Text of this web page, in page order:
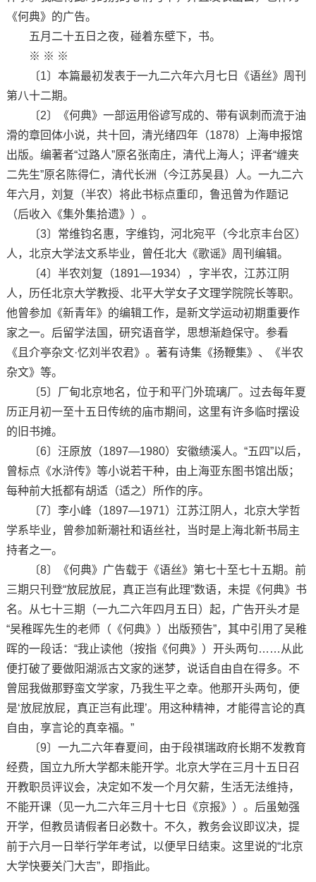
《何典》的广告。
五月二十五日之夜，碰着东壁下，书。
※ ※ ※
〔1〕本篇最初发表于一九二六年六月七日《语丝》周刊
第八十二期。
〔2〕《何典》一部运用俗谚写成的、带有讽刺而流于油
滑的章回体小说，共十回，清光绪四年（1878）上海申报馆
出版。编著者“过路人”原名张南庄，清代上海人；评者“缠夹
二先生”原名陈得仁，清代长洲（今江苏吴县）人。一九二六
年六月，刘复（半农）将此书标点重印，鲁迅曾为作题记
（后收入《集外集拾遗》）。
〔3〕常维钧名惠，字维钧，河北宛平（今北京丰台区）
人，北京大学法文系毕业，曾任北大《歌谣》周刊编辑。
〔4〕半农刘复（1891—1934），字半农，江苏江阴
人，历任北京大学教授、北平大学女子文理学院院长等职。
他曾参加《新青年》的编辑工作，是新文学运动初期重要作
家之一。后留学法国，研究语音学，思想渐趋保守。参看
《且介亭杂文·忆刘半农君》。著有诗集《扬鞭集》、《半农
杂文》等。
〔5〕厂甸北京地名，位于和平门外琉璃厂。过去每年夏
历正月初一至十五日传统的庙市期间，这里有许多临时摆设
的旧书摊。
〔6〕汪原放（1897—1980）安徽绩溪人。“五四”以后，
曾标点《水浒传》等小说若干种，由上海亚东图书馆出版；
每种前大抵都有胡适（适之）所作的序。
〔7〕李小峰（1897—1971）江苏江阴人，北京大学哲
学系毕业，曾参加新潮社和语丝社，当时是上海北新书局主
持者之一。
〔8〕《何典》广告载于《语丝》第七十至七十五期。前
三期只刊登“放屁放屁，真正岂有此理”数语，未提《何典》书
名。从七十三期（一九二六年四月五日）起，广告开头才是
“吴稚晖先生的老师（《何典》）出版预告”，其中引用了吴稚
晖的一段话：“我止读他（按指《何典》）开头两句……从此
便打破了要做阳湖派古文家的迷梦，说话自由自在得多。不
曾屈我做那野蛮文学家，乃我生平之幸。他那开头两句，便
是‘放屁放屁，真正岂有此理’。用这种精神，才能得言论的真
自由，享言论的真幸福。”
〔9〕一九二六年春夏间，由于段祺瑞政府长期不发教育
经费，国立九所大学都未能开学。北京大学在三月十五日召
开教职员评议会，决定如不发一个月欠薪，生活无法维持，
不能开课（见一九二六年三月十七日《京报》）。后虽勉强
开学，但教员请假者日必数十。不久，教务会议即议决，提
前于六月一日举行学年考试，以便早日结束。这里说的“北京
大学快要关门大吉”，即指此。